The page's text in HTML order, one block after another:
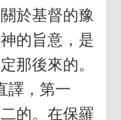
於基督的豫
的旨意，是
那後來的。
譯，第一
的。在保羅